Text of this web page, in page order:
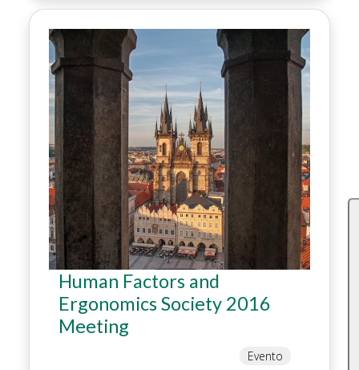
Human Factors and
Ergonomics Society 2016
Meeting
Evento